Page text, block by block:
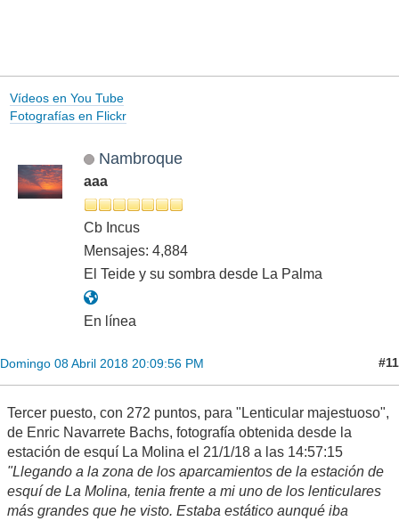
Vídeos en You Tube
Fotografías en Flickr
Nambroque
aaa
Cb Incus
Mensajes: 4,884
El Teide y su sombra desde La Palma
En línea
Domingo 08 Abril 2018 20:09:56 PM #11
Tercer puesto, con 272 puntos, para "Lenticular majestuoso",
de Enric Navarrete Bachs, fotografía obtenida desde la
estación de esquí La Molina el 21/1/18 a las 14:57:15
"Llegando a la zona de los aparcamientos de la estación de
esquí de La Molina, tenia frente a mi uno de los lenticulares
más grandes que he visto. Estaba estático aunqué iba